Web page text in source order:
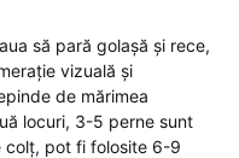
să pară golașă și rece,
vizuală și
de mărimea
locuri, 3-5 perne sunt
colț, pot fi folosite 6-9